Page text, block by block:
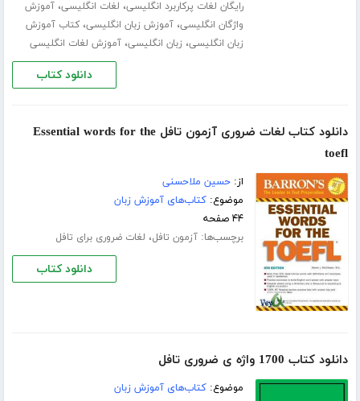
رایگان لغات پرکاربرد انگلیسی، لغات انگلیسی،آموزش
واژگان انگلیسی،آموزش زبان انگلیسی،کتاب آموزش
زبان انگلیسی، زبان انگلیسی،آموزش لغات انگلیسی
دانلود کتاب
دانلود کتاب لغات ضروری آزمون تافل Essential words for the
toefl
از:حسین ملاحسنی
موضوع:کتاب‌های آموزش زبان
۴۴ صفحه
برچسب‌ها:آزمون تافل، لغات ضروری برای تافل
دانلود کتاب
دانلود کتاب 1700 واژه ی ضروری تافل
موضوع:کتاب‌های آموزش زبان